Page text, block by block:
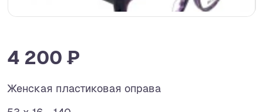
4 200 ₽
Женская пластиковая оправа